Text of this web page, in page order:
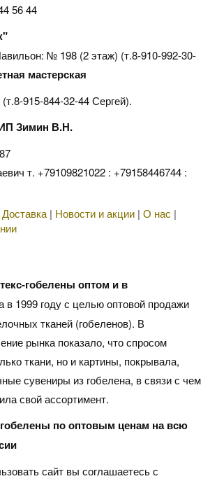
56 44
№ 198 (2 этаж) (т.8-910-992-30-
мастерская
915-844-32-44 Сергей).
Зимин В.Н.
т. +79109821022 : +79158446744 :
Доставка | Новости и акции | О нас |
гобелены оптом и в
в 1999 году с целью оптовой продажи
тканей (гобеленов). В
рынка показало, что спросом
ткани, но и картины, покрывала,
сувениры из гобелена, в связи с чем
свой ассортимент.
по оптовым ценам на всю
сайт вы соглашаетесь с